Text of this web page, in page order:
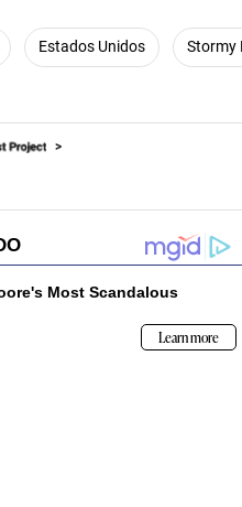
Estados Unidos Stormy